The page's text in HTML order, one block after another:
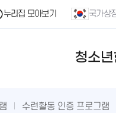
누리집 모아보기 국가상
청소
수련활동 인증 프로그램